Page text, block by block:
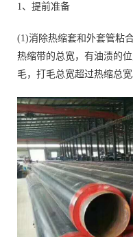
1、提前准备
(1)消除热缩套和外套管粘
热缩带的总宽，有油渍的
毛，打毛总宽超过热缩总宽